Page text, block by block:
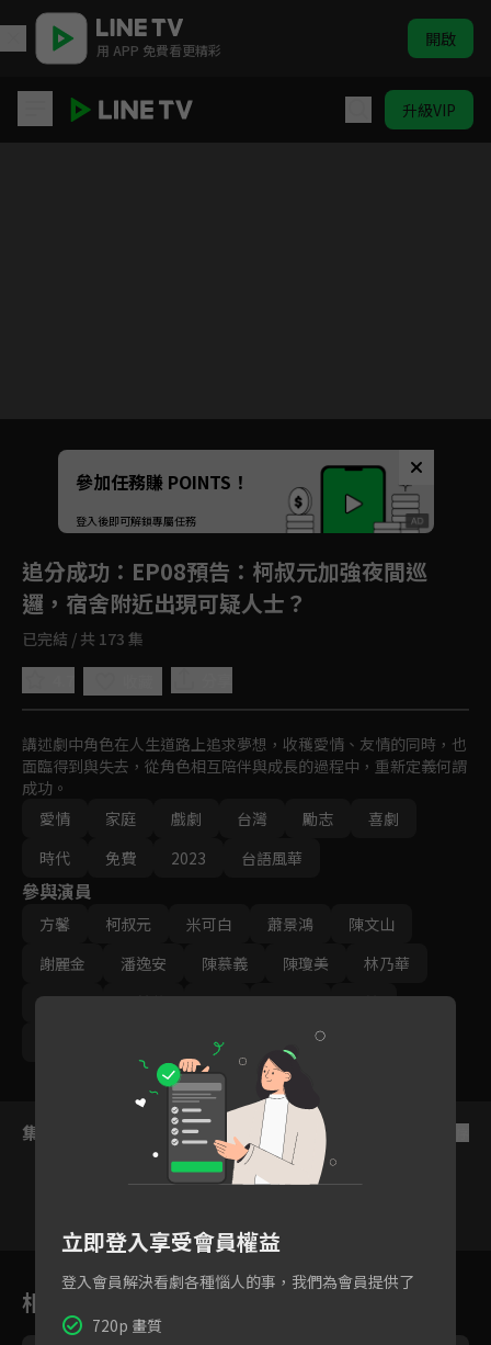
用 APP 免費看更精彩 開啟
升級VIP
Unmute
參加任務賺 POINTS！
登入後即可解鎖專屬任務
追分成功 ：EP08預告：柯叔元加強夜間巡
邏，宿舍附近出現可疑人士？
已完結 / 共 173 集
講述劇中角色在人生道路上追求夢想，收穫愛情、友情的同時，也
面臨得到與失去，從角色相互陪伴與成長的過程中，重新定義何謂
成功。
愛情
家庭 戲劇 台灣 勵志
喜劇
時代
免費 2023 台語風華
參與演員
方馨 柯叔元 米可白 蕭景鴻
陳文山
謝麗金
潘逸安 陳慕義 陳瓊美
林乃華
馬國賢
陳若萍 孫綻 何宜珊
茵芙
夏天珞
集數列表
2 3 4 5
相關花絮
立即登入享受會員權益
登入會員解決看劇各種惱人的事，我們為會員提供了
720p 畫質